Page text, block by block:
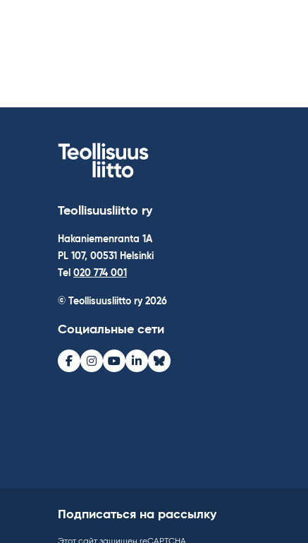
Teollisuusliitto ry
Hakaniemenranta 1A
PL 107, 00531 Helsinki
Tel 020 774 001
© Teollisuusliitto ry 2026
Социальные сети
Facebook
Instagram
Youtube
LinkedInBluesky
Подписаться на рассылку